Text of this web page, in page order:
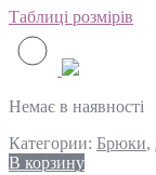
Таблиці розмірів
Немає в наявності
Категории: Брюки,
В корзину